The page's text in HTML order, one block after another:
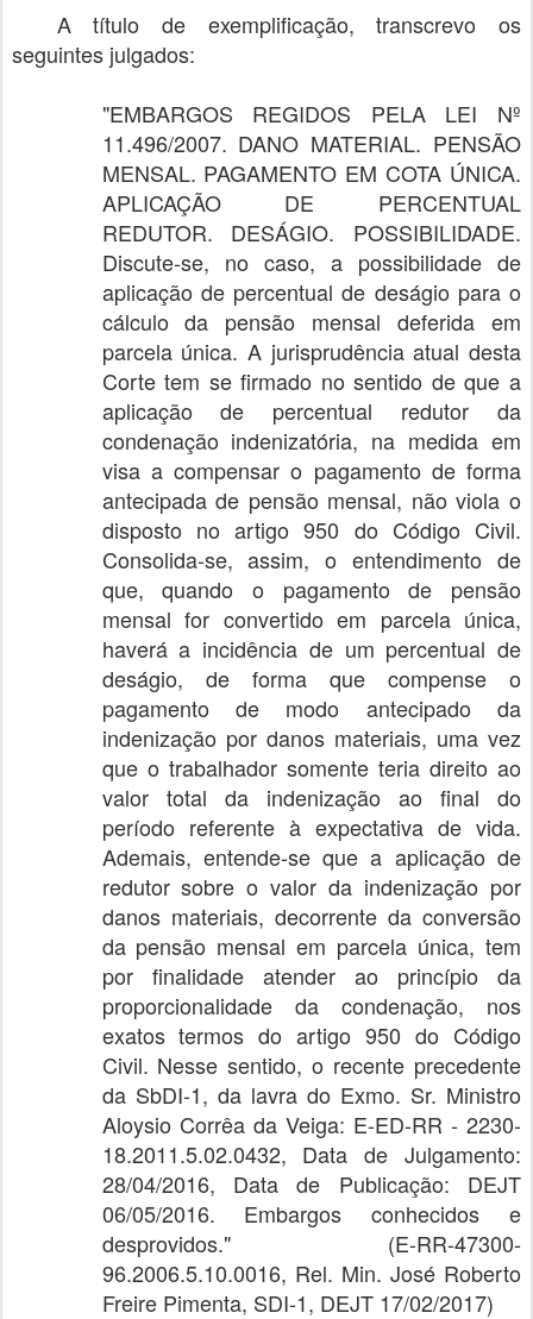
A título de exemplificação, transcrevo os
seguintes julgados:
"EMBARGOS REGIDOS PELA LEI Nº
11.496/2007. DANO MATERIAL. PENSÃO
MENSAL. PAGAMENTO EM COTA ÚNICA.
APLICAÇÃO DE PERCENTUAL
REDUTOR. DESÁGIO. POSSIBILIDADE.
Discute-se, no caso, a possibilidade de
aplicação de percentual de deságio para o
cálculo da pensão mensal deferida em
parcela única. A jurisprudência atual desta
Corte tem se firmado no sentido de que a
aplicação de percentual redutor da
condenação indenizatória, na medida em
visa a compensar o pagamento de forma
antecipada de pensão mensal, não viola o
disposto no artigo 950 do Código Civil.
Consolida-se, assim, o entendimento de
que, quando o pagamento de pensão
mensal for convertido em parcela única,
haverá a incidência de um percentual de
deságio, de forma que compense o
pagamento de modo antecipado da
indenização por danos materiais, uma vez
que o trabalhador somente teria direito ao
valor total da indenização ao final do
período referente à expectativa de vida.
Ademais, entende-se que a aplicação de
redutor sobre o valor da indenização por
danos materiais, decorrente da conversão
da pensão mensal em parcela única, tem
por finalidade atender ao princípio da
proporcionalidade da condenação, nos
exatos termos do artigo 950 do Código
Civil. Nesse sentido, o recente precedente
da SbDI-1, da lavra do Exmo. Sr. Ministro
Aloysio Corrêa da Veiga: E-ED-RR - 2230-
18.2011.5.02.0432, Data de Julgamento:
28/04/2016, Data de Publicação: DEJT
06/05/2016. Embargos conhecidos e
desprovidos." (E-RR-47300-
96.2006.5.10.0016, Rel. Min. José Roberto
Freire Pimenta, SDI-1, DEJT 17/02/2017)